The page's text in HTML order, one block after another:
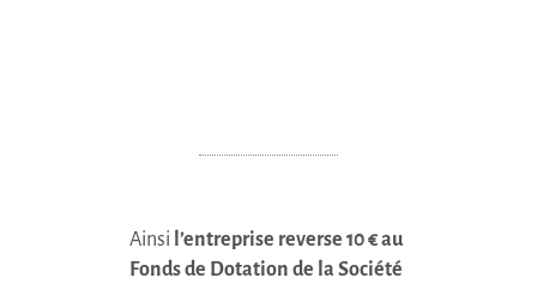
Ainsi l’entreprise reverse 10 € au
Fonds de Dotation de la Société